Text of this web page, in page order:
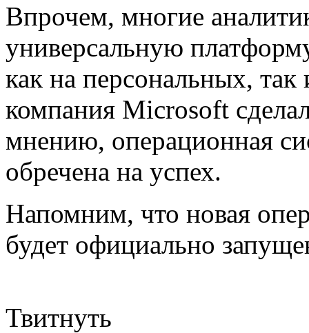
Впрочем, многие
универсальную
как на персональных,
компания Microsoft
мнению, операционная
обречена на успех.
Напомним, что новая
будет официально
Твитнуть